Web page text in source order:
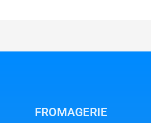
FROMAGERIE